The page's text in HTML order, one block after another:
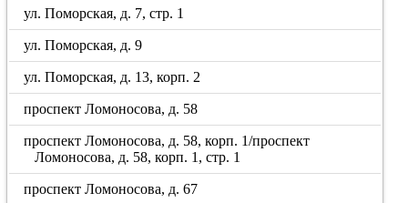
ул. Поморская, д. 7, стр. 1
ул. Поморская, д. 9
ул. Поморская, д. 13, корп. 2
проспект Ломоносова, д. 58
проспект Ломоносова, д. 58, корп. 1/проспект
Ломоносова, д. 58, корп. 1, стр. 1
проспект Ломоносова, д. 67